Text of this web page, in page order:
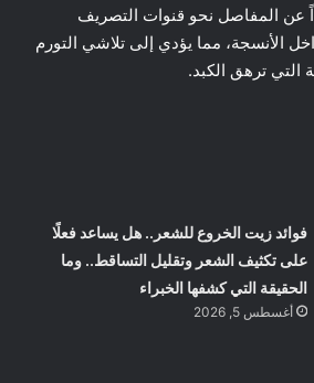
عن المفاصل نحو قنوات التصريف
الأنسجة، مما يؤدي إلى تلاشي التورم
التي ترهق الكبد.
فوائد زيت الخروع للشعر.. هل يساعد فعلًا
على تكثيف الشعر وتقليل التساقط.. وما
الحقيقة التي كشفها الخبراء
أغسطس 5, 2026